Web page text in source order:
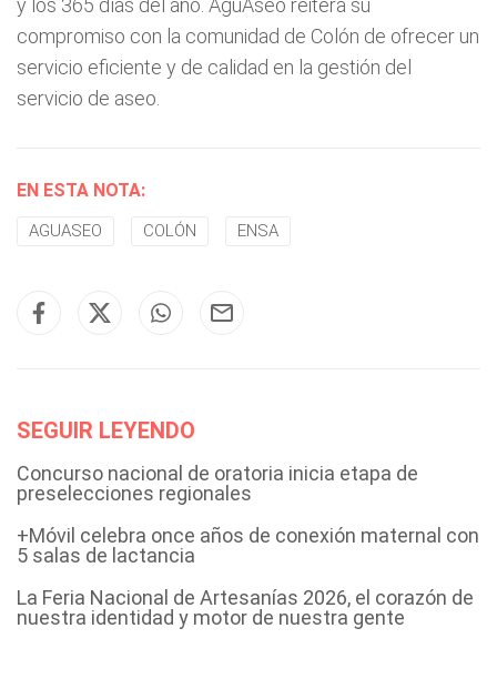
y los 365 días del año. AguAseo reitera su
compromiso con la comunidad de Colón de ofrecer un
servicio eficiente y de calidad en la gestión del
servicio de aseo.
EN ESTA NOTA:
AGUASEO COLÓN ENSA
SEGUIR LEYENDO
Concurso nacional de oratoria inicia etapa de
preselecciones regionales
+Móvil celebra once años de conexión maternal con
5 salas de lactancia
La Feria Nacional de Artesanías 2026, el corazón de
nuestra identidad y motor de nuestra gente